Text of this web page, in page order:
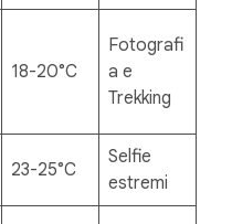
18-20°C
Fotografi
a e
Trekking
23-25°C
Selfie
estremi